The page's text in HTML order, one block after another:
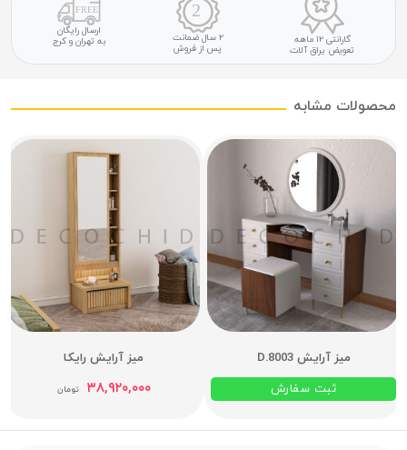
گارانتی ۱۲ ماهه
تعویض یراق آلات
۲ سال ضمانت
پس از فروش
ارسال رایگان
به تهران و کرج
محصولات مشابه
میز آرایش D.8003
ثبت سفارش
میز آرایش رایکا
۳۸,۹۲۰,۰۰۰ تومان